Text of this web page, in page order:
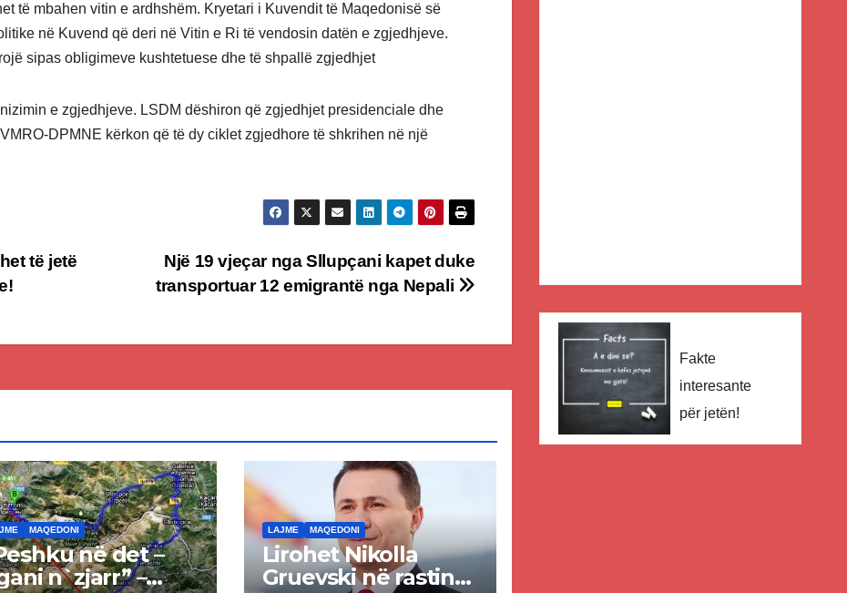
të mbahen vitin e ardhshëm. Kryetari i Kuvendit të Maqedonisë së
në Kuvend që deri në Vitin e Ri të vendosin datën e zgjedhjeve.
sipas obligimeve kushtetuese dhe të shpallë zgjedhjet
e zgjedhjeve. LSDM dëshiron që zgjedhjet presidenciale dhe
DPMNE kërkon që të dy ciklet zgjedhore të shkrihen në një
Një 19 vjeçar nga Sllupçani kapet duke
transportuar 12 emigrantë nga Nepali
të jetë
MAQEDONI
në det –
n`zjarr” –
LAJME MAQEDONI
Lirohet Nikolla
Gruevski në rastin
Fakte
interesante
për jetën!